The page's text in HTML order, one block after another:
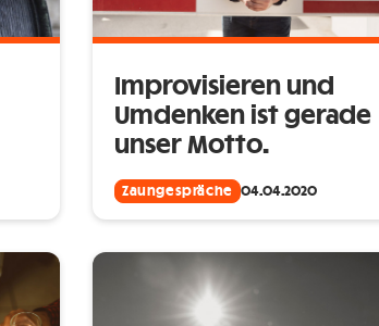
Improvisieren und
Umdenken ist gerade
unser Motto.
Zaungespräche 04.04.2020